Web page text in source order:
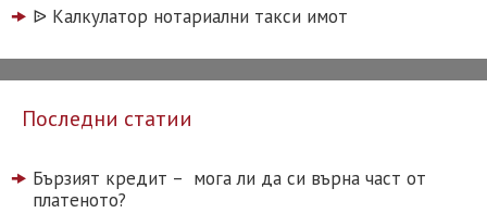
ᐉ️ Калкулатор нотариални такси имот
Последни статии
Бързият кредит – мога ли да си върна част от
платеното?